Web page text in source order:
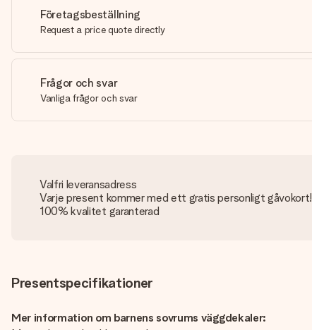
Företagsbeställning
Request a price quote directly
Frågor och svar
Vanliga frågor och svar
Valfri leveransadress
Varje present kommer med ett gratis personligt gåvokort!
100% kvalitet garanterad
Presentspecifikationer
Mer information om barnens sovrums väggdekaler: